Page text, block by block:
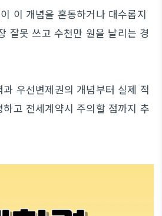
이 개념을 혼동하거나 대수롭지
잘못 쓰고 수천만 원을 날리는 경
우선변제권의 개념부터 실제 적
고 전세계약시 주의할 점까지 추